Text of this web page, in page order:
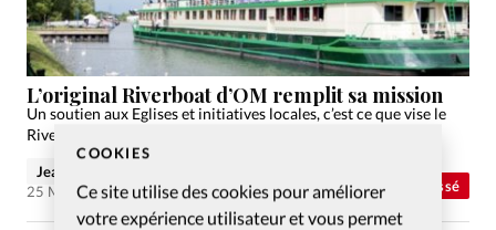
COOKIES
Ce site utilise des cookies pour améliorer
votre expérience utilisateur et vous permet
Non classé
L’original Riverboat d’OM remplit sa mission
Un soutien aux Eglises et initiatives locales, c’est ce que vise le
Riverboat. Jeu, film et Evangile étaient au programme.
Jean-François Tiessen
25 Mar 2018
Abonnés